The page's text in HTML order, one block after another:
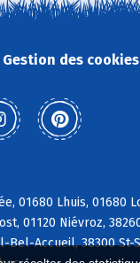
Gestion des cookies
01680 Lhuis, 01680
01120 Niévroz,
Accueil, 38300 St-